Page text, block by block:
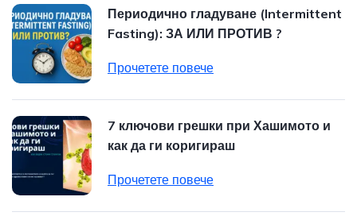
Периодично гладуване (Intermittent
Fasting): ЗА ИЛИ ПРОТИВ ?
Прочетете повече
7 ключови грешки при Хашимото и
как да ги коригираш
Прочетете повече